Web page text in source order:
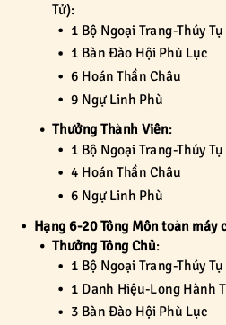
Tử):
1 Bộ Ngoại Trang-Thúy
1 Bàn Đào Hội Phù Lục
6 Hoán Thần Châu
9 Ngự Linh Phù
Thưởng Thành Viên:
1 Bộ Ngoại Trang-Thúy
4 Hoán Thần Châu
6 Ngự Linh Phù
Hạng 6-20 Tông Môn toàn máy
Thưởng Tông Chủ:
1 Bộ Ngoại Trang-Thúy
1 Danh Hiệu-Long Hành
3 Bàn Đào Hội Phù Lục